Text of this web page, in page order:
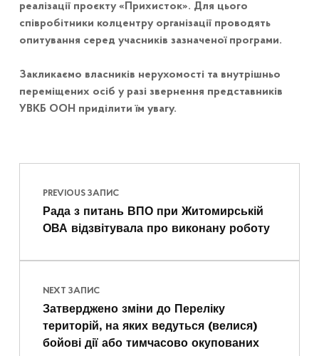
реалізації проєкту «Прихисток». Для цього
співробітники колцентру організації проводять
опитування серед учасників зазначеної програми.
Закликаємо власників нерухомості та внутрішньо
переміщених осіб у разі звернення представників
УВКБ ООН приділити їм увагу.
Skip back to main navigation
Навігація записів
PREVIOUS ЗАПИС
Рада з питань ВПО при Житомирській
ОВА відзвітувала про виконану роботу
NEXT ЗАПИС
Затверджено зміни до Переліку
територій, на яких ведуться (велися)
бойові дії або тимчасово окупованих